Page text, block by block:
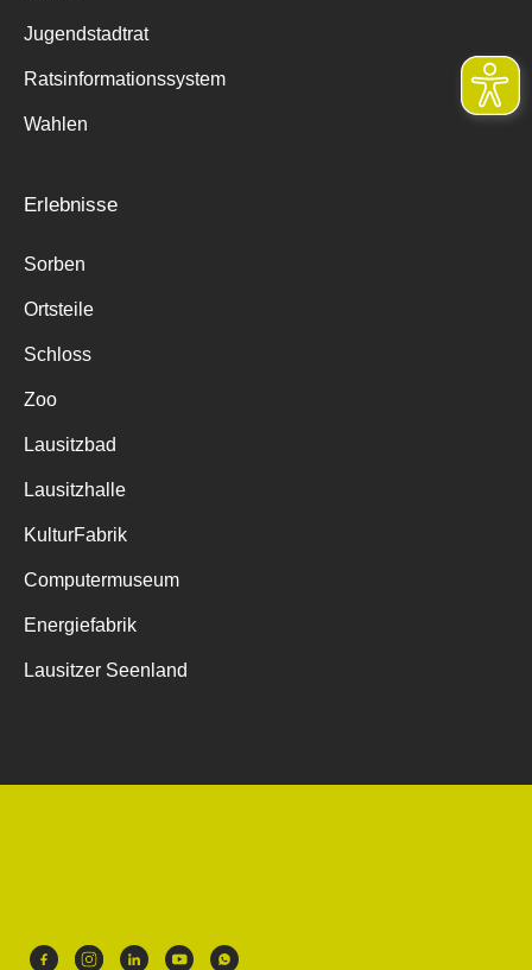
Jugendstadtrat
Ratsinformationssystem
Wahlen
Erlebnisse
Sorben
Ortsteile
Schloss
Zoo
Lausitzbad
Lausitzhalle
KulturFabrik
Computermuseum
Energiefabrik
Lausitzer Seenland